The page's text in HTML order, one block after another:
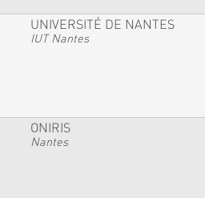
UNIVERSITÉ DE NANTES
IUT Nantes
ONIRIS
Nantes